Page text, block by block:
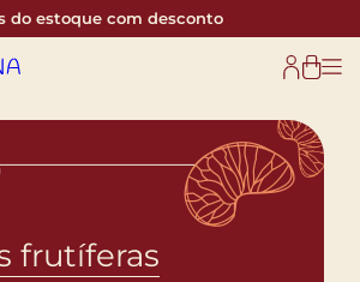
do estoque com desconto
frutíferas